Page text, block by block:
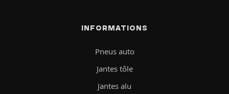
INFORMATIONS
Pneus auto
Jantes tôle
Jantes alu